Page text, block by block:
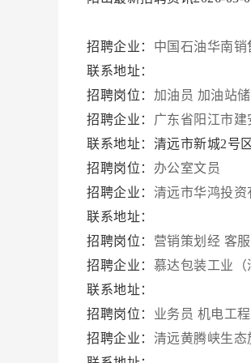
招聘企业： 中国石油华南销
联系地址：
招聘岗位： 加油员 加油站
招聘企业： 广东省阳江市
联系地址：清远市新城2号
招聘岗位： 办公室文员
招聘企业： 清远市华鸿投资
联系地址：
招聘岗位： 营销策划经 客
招聘企业： 慕达包装工业（
联系地址：
招聘岗位： 业务员 机电工
招聘企业： 清远黄腾峡生态